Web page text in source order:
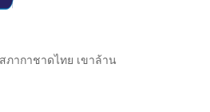
ากาชาดไทย เขาล้าน